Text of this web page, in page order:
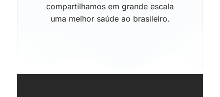
compartilhamos em grande escala
uma melhor saúde ao brasileiro.